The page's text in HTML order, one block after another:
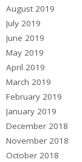
August 2019
July 2019
June 2019
May 2019
April 2019
March 2019
February 2019
January 2019
December 2018
November 2018
October 2018